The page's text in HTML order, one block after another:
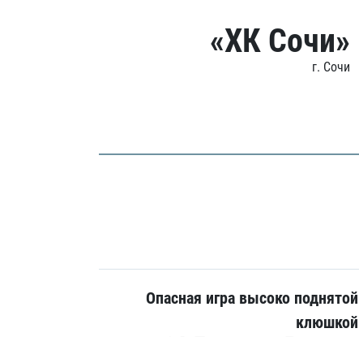
«ХК Сочи»
г. Сочи
Опасная игра высоко поднятой
клюшкой